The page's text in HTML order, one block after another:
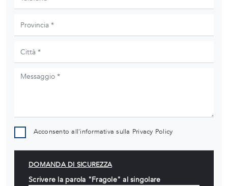
Acconsento all'informativa sulla Privacy Policy
DOMANDA DI SICUREZZA
Scrivere la parola "Fragole" al singolare